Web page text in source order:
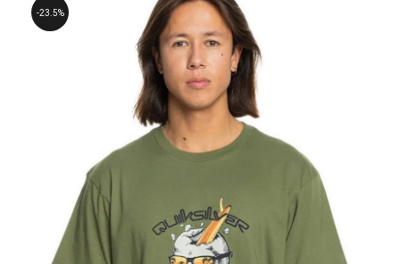
23.5%